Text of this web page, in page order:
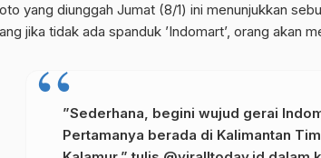
yang diunggah Jumat (8/1) ini menunjukkan
jika tidak ada spanduk ’Indomart’, orang akan
”Sederhana, begini wujud gerai
Pertamanya berada di Kalimantan